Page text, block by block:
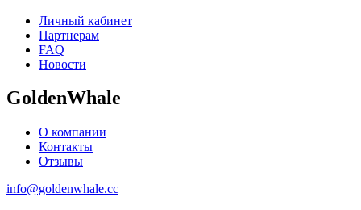
Личный кабинет
Партнерам
FAQ
Новости
GoldenWhale
О компании
Контакты
Отзывы
info@goldenwhale.cc